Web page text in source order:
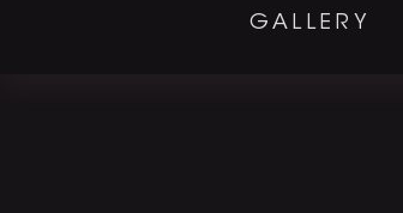
GALLERY